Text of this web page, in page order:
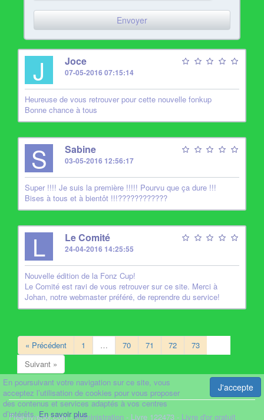
En poursuivant votre navigation sur ce site, vous
acceptez l’utilisation de cookies pour vous proposer
des contenus et services adaptés à vos centres
d’intérêts.En savoir plus
J'accepte
J Joce
07-05-2016 07:15:14
Heureuse de vous retrouver pour cette nouvelle fonkup
Bonne chance à tous
S Sabine
03-05-2016 12:56:17
Super !!!! Je suis la première !!!!! Pourvu que ça dure !!!
Bises à tous et à bientôt !!!????????????
L Le Comité
24-04-2016 14:25:55
Nouvelle édition de la Fonz Cup!
Le Comité est ravi de vous retrouver sur ce site. Merci à
Johan, notre webmaster préféré, de reprendre du service!
« Précédent 1 … 70 71 72 73
Suivant »
Free-livredor.com -Administration - Livre 122473 - Livre d'or gratuit